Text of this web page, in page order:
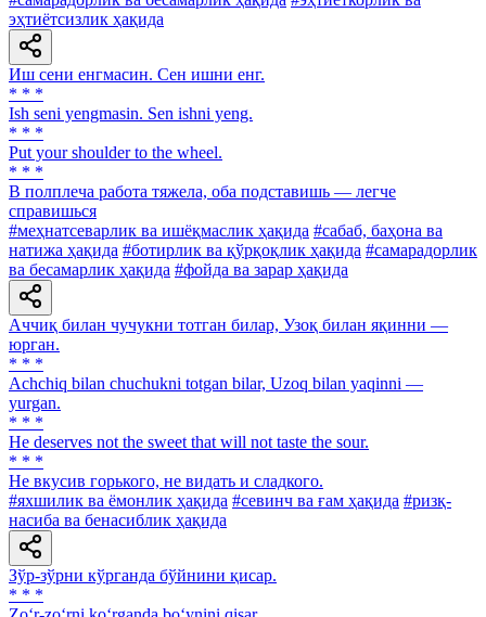
эҳтиётсизлик ҳақида
Иш сени енгмасин. Сен ишни енг.
* * *
Ish seni yengmasin. Sen ishni yeng.
* * *
Put your shoulder to the wheel.
* * *
В полплеча работа тяжела, оба подставишь — легче
справишься
#меҳнатсеварлик ва ишёқмаслик ҳақида #сабаб, баҳона ва
натижа ҳақида #ботирлик ва қўрқоқлик ҳақида #самарадорлик
ва бесамарлик ҳақида #фойда ва зарар ҳақида
Аччиқ билан чучукни тотган билар, Узоқ билан яқинни —
юрган.
* * *
Аchchiq bilan chuchukni totgan bilar, Uzoq bilan yaqinni —
yurgan.
* * *
He deserves not the sweet that will not taste the sour.
* * *
He вкусив горького, не видать и сладкого.
#яхшилик ва ёмонлик ҳақида #севинч ва ғам ҳақида #ризқ-
насиба ва бенасиблик ҳақида
Зўр-зўрни кўрганда бўйнини қисар.
* * *